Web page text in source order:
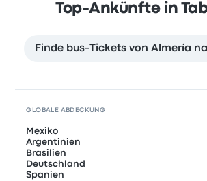
Top-Ankünfte in
Finde bus-Tickets von Almería
GLOBALE ABDECKUNG
Mexiko
Argentinien
Brasilien
Deutschland
Spanien